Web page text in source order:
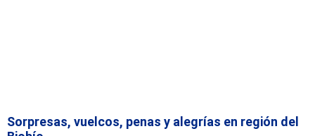
Sorpresas, vuelcos, penas y alegrías en región del